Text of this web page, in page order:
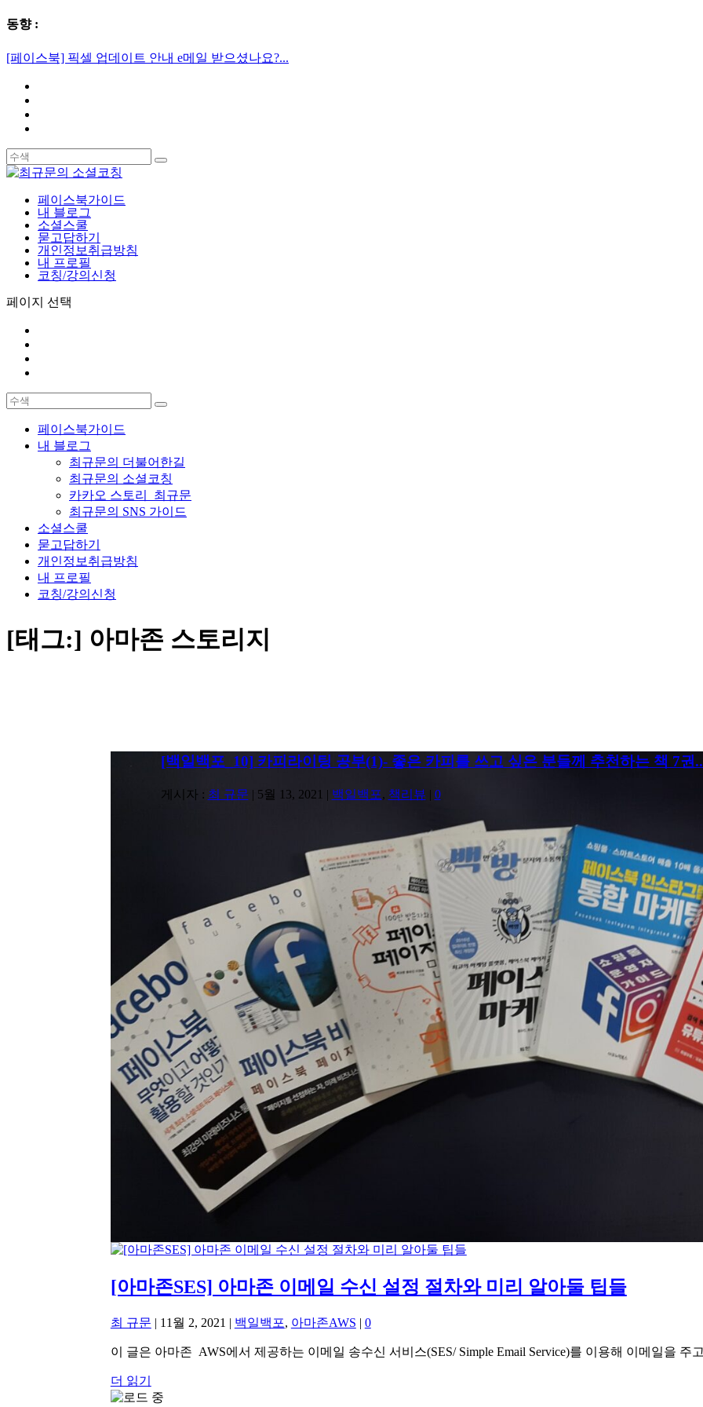
동향 :
[페이스북] 픽셀 업데이트 안내 e메일 받으셨나요?...
페이스북가이드
내 블로그
소셜스쿨
묻고답하기
개인정보취급방침
내 프로필
코칭/강의신청
페이지 선택
페이스북가이드
내 블로그
최규문의 더불어한길
최규문의 소셜코칭
카카오 스토리_최규문
최규문의 SNS 가이드
소셜스쿨
묻고답하기
개인정보취급방침
내 프로필
코칭/강의신청
[태그:] 아마존 스토리지
[백일백포_10] 카피라이팅 공부(1)- 좋은 카피를 쓰고 싶은 분들께 추천하는 책 7권
게시자 : 최 규문 | 5월 13, 2021 | 백일백포, 책리뷰 | 0
[아마존SES] 아마존 이메일 수신 설정 절차와 미리 알아둘 팁들
최 규문 | 11월 2, 2021 | 백일백포, 아마존AWS | 0
이 글은 아마존 AWS에서 제공하는 이메일 송수신 서비스(SES/ Simple Email Service)를 이용해 이메일을 주
더 읽기